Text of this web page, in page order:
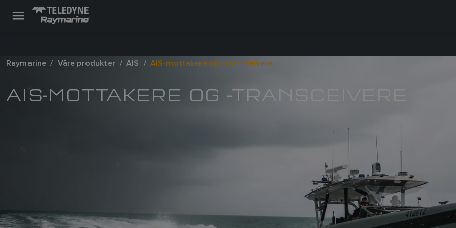
Raymarine Våre produkter AIS AIS-mottakere og -transceivere
AIS-MOTTAKERE OG -TRANSCEIVERE